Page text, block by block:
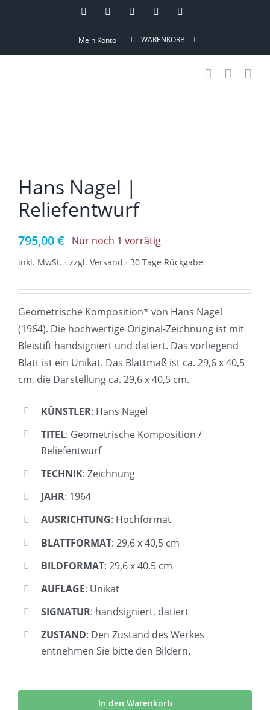
InstagramPinterestFacebookYouTube
Mein Konto WARENKORB
Hans Nagel |
Reliefentwurf
795,00€ Nur noch 1 vorrätig
inkl. MwSt. · zzgl. Versand · 30 Tage Rückgabe
Geometrische Komposition* von Hans Nagel
(1964). Die hochwertige Original-Zeichnung ist mit
Bleistift handsigniert und datiert. Das vorliegend
Blatt ist ein Unikat. Das Blattmaß ist ca. 29,6 x 40,5
cm, die Darstellung ca. 29,6 x 40,5 cm.
KÜNSTLER: Hans Nagel
TITEL: Geometrische Komposition /
Reliefentwurf
TECHNIK: Zeichnung
JAHR: 1964
AUSRICHTUNG: Hochformat
BLATTFORMAT: 29,6 x 40,5 cm
BILDFORMAT: 29,6 x 40,5 cm
AUFLAGE: Unikat
SIGNATUR: handsigniert, datiert
ZUSTAND: Den Zustand des Werkes
entnehmen Sie bitte den Bildern.
In den Warenkorb